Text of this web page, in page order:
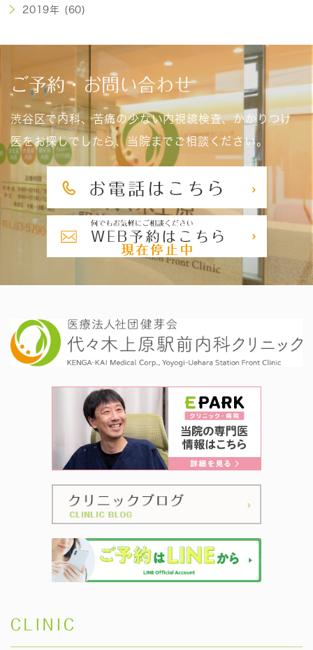
2019年 (60)
ご予約・お問い合わせ
渋谷区で内科、苦痛の少ない内視鏡検査、かかりつけ
医をお探しでしたら、当院までご相談ください。
CLINIC